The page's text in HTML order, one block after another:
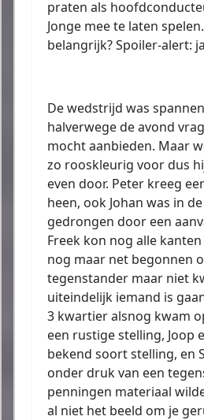
praten als
Jonge mee te laten
belangrijk? Spoiler-alert:
De wedstrijd was
halverwege de avond
mocht aanbieden. Maar
zo rooskleurig voor dus
even door. Peter kreeg
heen, ook Johan was in
gedrongen door een
Freek kon nog alle
nog maar net begonnen
tegenstander maar niet
uiteindelijk iemand is
3 kwartier alsnog kwam
een rustige stelling, Joop
bekend soort stelling, en
onder druk van een
penningen materiaal
al niet het beeld om je